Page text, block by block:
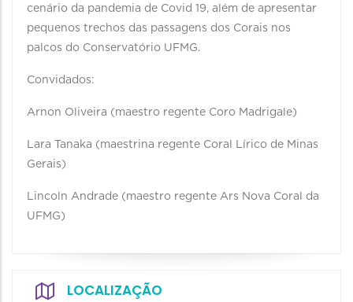
cenário da pandemia de Covid 19, além de apresentar
pequenos trechos das passagens dos Corais nos
palcos do Conservatório UFMG.
Convidados:
Arnon Oliveira (maestro regente Coro Madrigale)
Lara Tanaka (maestrina regente Coral Lírico de Minas
Gerais)
Lincoln Andrade (maestro regente Ars Nova Coral da
UFMG)
LOCALIZAÇÃO